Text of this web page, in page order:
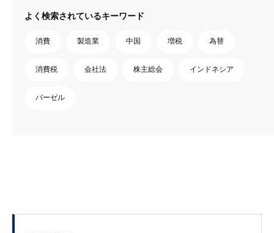
よく検索されているキーワード
消費 製造業 中国 増税 為替
消費税 会社法 株主総会 インドネシア
バーゼル